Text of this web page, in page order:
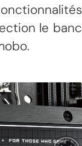
le banc